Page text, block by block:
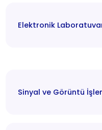
Elektronik
Sinyal ve Görüntü